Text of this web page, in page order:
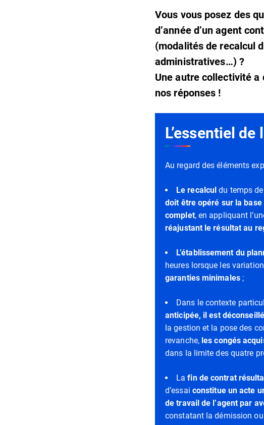
Vous vous posez des
d’année d’un agent
(modalités de recalcul
administratives…) ?
Une autre collectivité
nos réponses !
L’essentiel
Au regard des éléments
Le recalcul du temps
doit être opéré sur la
complet, en appliquant
réajustant le résultat au
L’établissement du
heures lorsque les
garanties minimales ;
Dans le contexte
anticipée, il est
la gestion et la pose des
revanche, les congés
dans la limite des quatre
Lafin de contrat
d’essai constitue un acte
de travail de l’agent par
constatant la démission ou